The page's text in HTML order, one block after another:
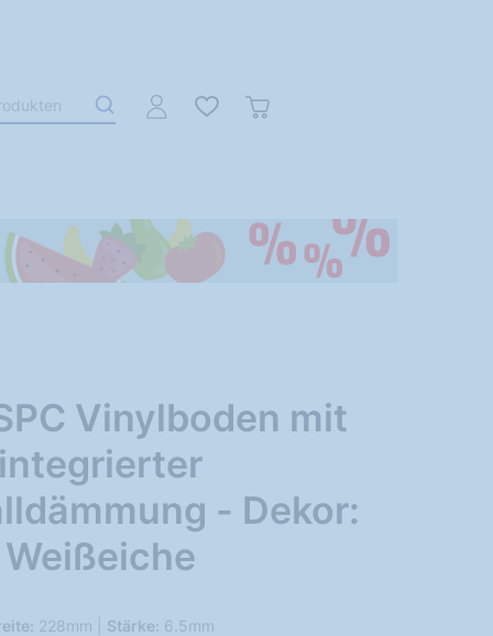
Vinylboden mit
integrierter
- Dekor:
Weißeiche
228mm | Stärke: 6.5mm